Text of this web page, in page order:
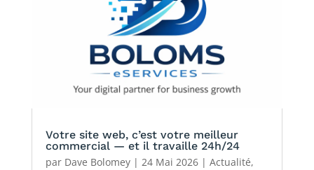
Votre site web, c’est votre meilleur
commercial — et il travaille 24h/24
par Dave Bolomey| 24 Mai 2026| Actualité,